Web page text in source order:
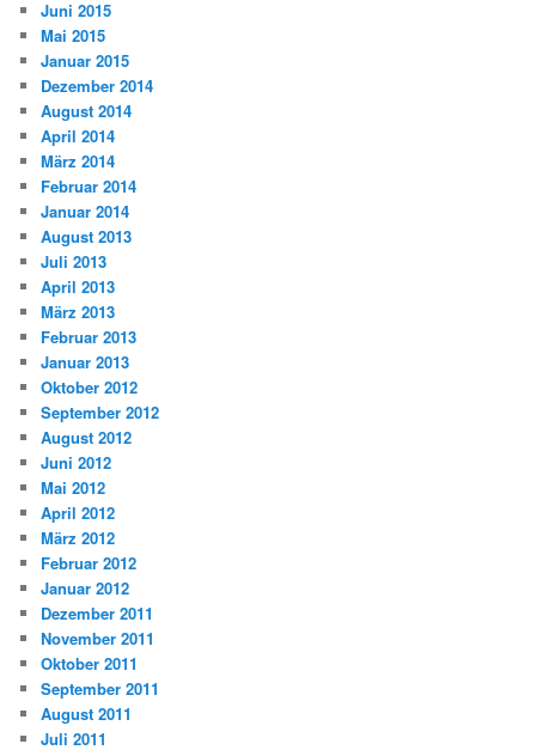
Juni 2015
Mai 2015
Januar 2015
Dezember 2014
August 2014
April 2014
März 2014
Februar 2014
Januar 2014
August 2013
Juli 2013
April 2013
März 2013
Februar 2013
Januar 2013
Oktober 2012
September 2012
August 2012
Juni 2012
Mai 2012
April 2012
März 2012
Februar 2012
Januar 2012
Dezember 2011
November 2011
Oktober 2011
September 2011
August 2011
Juli 2011